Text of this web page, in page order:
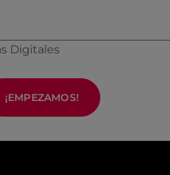
Digitales
¡EMPEZAMOS!